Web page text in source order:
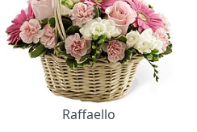
Raffaello